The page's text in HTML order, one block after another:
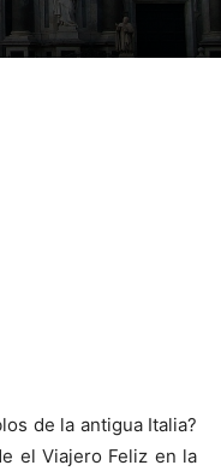
de la antigua Italia?
el Viajero Feliz en la